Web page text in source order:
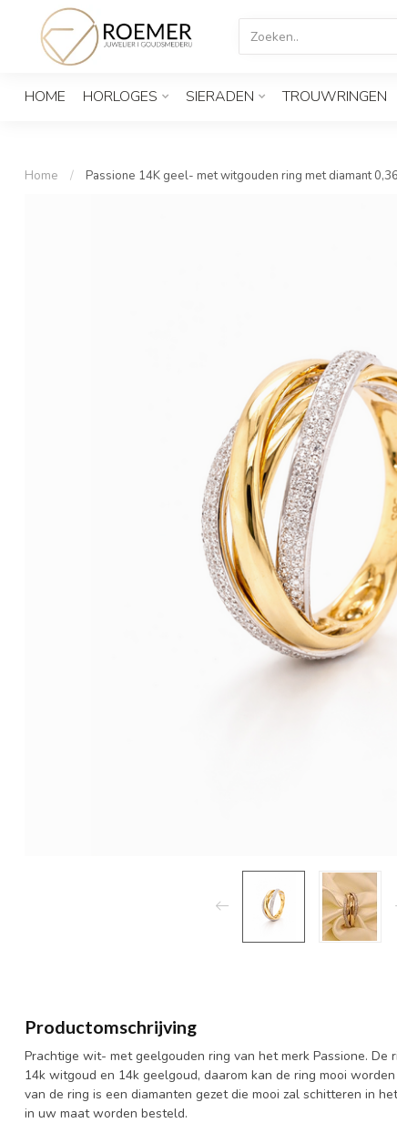
HOME HORLOGES SIERADEN TROUWRINGEN
Home / Passione 14K geel- met witgouden ring met diamant
Productomschrijving
Prachtige wit- met geelgouden ring van het merk Passione.
14k witgoud en 14k geelgoud, daarom kan de ring mooi
van de ring is een diamanten gezet die mooi zal schitteren in
in uw maat worden besteld.